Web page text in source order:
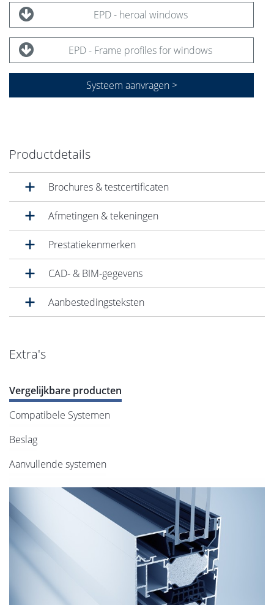
EPD - heroal windows
EPD - Frame profiles for windows
Systeem aanvragen >
Productdetails
Brochures & testcertificaten
Afmetingen & tekeningen
Prestatiekenmerken
CAD- & BIM-gegevens
Aanbestedingsteksten
Extra's
Vergelijkbare producten
Compatibele Systemen
Beslag
Aanvullende systemen